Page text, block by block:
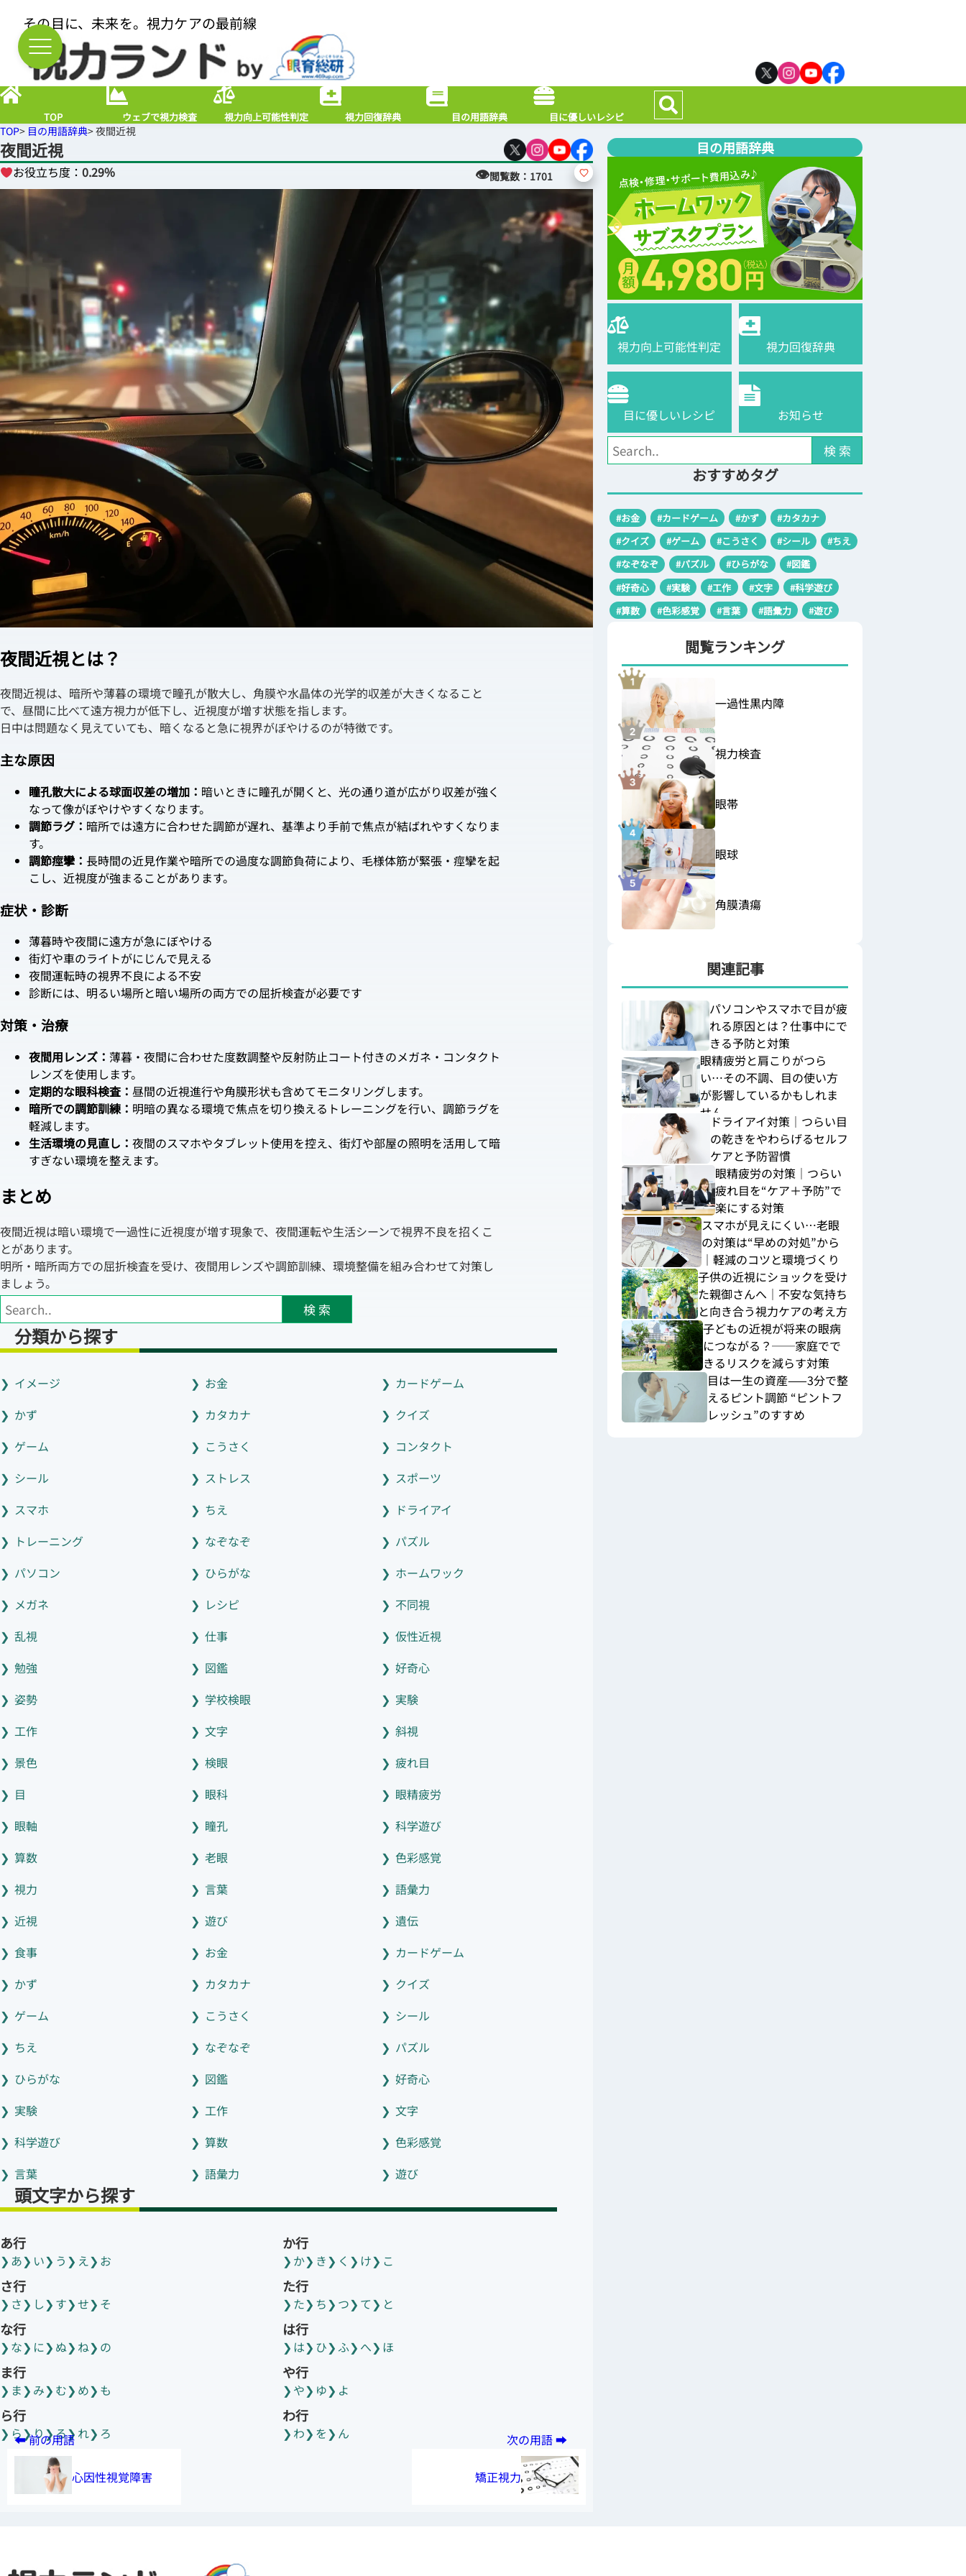
その目に、未来を。視力ケアの最前線
TOP ウェブで視力検査 視力向上可能性判定 視力回復辞典 目の用語辞典 目に優しいレシピ
TOP> 目の用語辞典> 夜間近視
夜間近視
お役立ち度：0.29% 👁閲覧数： 1701
夜間近視とは？
夜間近視は、暗所や薄暮の環境で瞳孔が散大し、角膜や水晶体の光学的収差が大きくなること
で、昼間に比べて遠方視力が低下し、近視度が増す状態を指します。
日中は問題なく見えていても、暗くなると急に視界がぼやけるのが特徴です。
主な原因
瞳孔散大による球面収差の増加： 暗いときに瞳孔が開くと、光の通り道が広がり収差が強く
なって像がぼやけやすくなります。
調節ラグ： 暗所では遠方に合わせた調節が遅れ、基準より手前で焦点が結ばれやすくなりま
す。
調節痙攣： 長時間の近見作業や暗所での過度な調節負荷により、毛様体筋が緊張・痙攣を起
こし、近視度が強まることがあります。
症状・診断
薄暮時や夜間に遠方が急にぼやける
街灯や車のライトがにじんで見える
夜間運転時の視界不良による不安
診断には、明るい場所と暗い場所の両方での屈折検査が必要です
対策・治療
夜間用レンズ： 薄暮・夜間に合わせた度数調整や反射防止コート付きのメガネ・コンタクト
レンズを使用します。
定期的な眼科検査： 昼間の近視進行や角膜形状も含めてモニタリングします。
暗所での調節訓練： 明暗の異なる環境で焦点を切り換えるトレーニングを行い、調節ラグを
軽減します。
生活環境の見直し： 夜間のスマホやタブレット使用を控え、街灯や部屋の照明を活用して暗
すぎない環境を整えます。
まとめ
夜間近視は暗い環境で一過性に近視度が増す現象で、夜間運転や生活シーンで視界不良を招くこ
とがあります。
明所・暗所両方での屈折検査を受け、夜間用レンズや調節訓練、環境整備を組み合わせて対策し
ましょう。
検 索
分類から探す
イメージ お金
カードゲーム
かず
カタカナ
クイズ
ゲーム
こうさく
コンタクト
シール
ストレス
スポーツ
スマホ
ちえ
ドライアイ
トレーニング
なぞなぞ
パズル
パソコン
ひらがな
ホームワック
メガネ
レシピ
不同視
乱視
仕事
仮性近視
勉強
図鑑
好奇心
姿勢
学校検眼
実験
工作
文字
斜視
景色
検眼
疲れ目
目
眼科
眼精疲労
眼軸
瞳孔
科学遊び
算数
老眼
色彩感覚
視力
言葉
語彙力
近視
遊び
遺伝
食事
お金
カードゲーム
かず
カタカナ
クイズ
ゲーム
こうさく
シール
ちえ
なぞなぞ
パズル
ひらがな
図鑑
好奇心
実験
工作
文字
科学遊び
算数
色彩感覚
言葉
語彙力 遊び
頭文字から探す
あ行
あ い う え お
か行
か き く け こ
さ行
さ し す せ そ
た行
た ち つ て と
な行
な に ぬ ね の
は行
は ひ ふ へ ほ
ま行
ま み む め も
や行
や ゆ よ
ら行
ら り る れ ろ
わ行
わ を ん
心因性視覚障害 矯正視力
目の用語辞典
視力向上可能性判定 視力回復辞典
目に優しいレシピ お知らせ
検 索
おすすめタグ
#お金 #カードゲーム #かず
#カタカナ
#クイズ
#ゲーム #こうさく #シール
#ちえ
#なぞなぞ
#パズル #ひらがな
#図鑑
#好奇心
#実験 #工作 #文字
#科学遊び
#算数
#色彩感覚 #言葉 #語彙力 #遊び
閲覧ランキング
一過性黒内障
視力検査
眼帯
眼球
角膜潰瘍
関連記事
パソコンやスマホで目が疲
れる原因とは？仕事中にで
きる予防と対策
眼精疲労と肩こりがつら
い…その不調、目の使い方
が影響しているかもしれま
せん
ドライアイ対策｜つらい目
の乾きをやわらげるセルフ
ケアと予防習慣
眼精疲労の対策｜つらい
疲れ目を“ケア＋予防”で
楽にする対策
スマホが見えにくい…老眼
の対策は“早めの対処”から
｜軽減のコツと環境づくり
子供の近視にショックを受け
た親御さんへ｜不安な気持ち
と向き合う視力ケアの考え方
子どもの近視が将来の眼病
につながる？──家庭でで
きるリスクを減らす対策
目は一生の資産——3分で整
えるピント調節 “ピントフ
レッシュ”のすすめ